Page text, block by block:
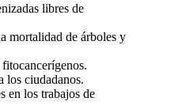
libres de
mortalidad de árboles y
los ciudadanos.
en los trabajos de